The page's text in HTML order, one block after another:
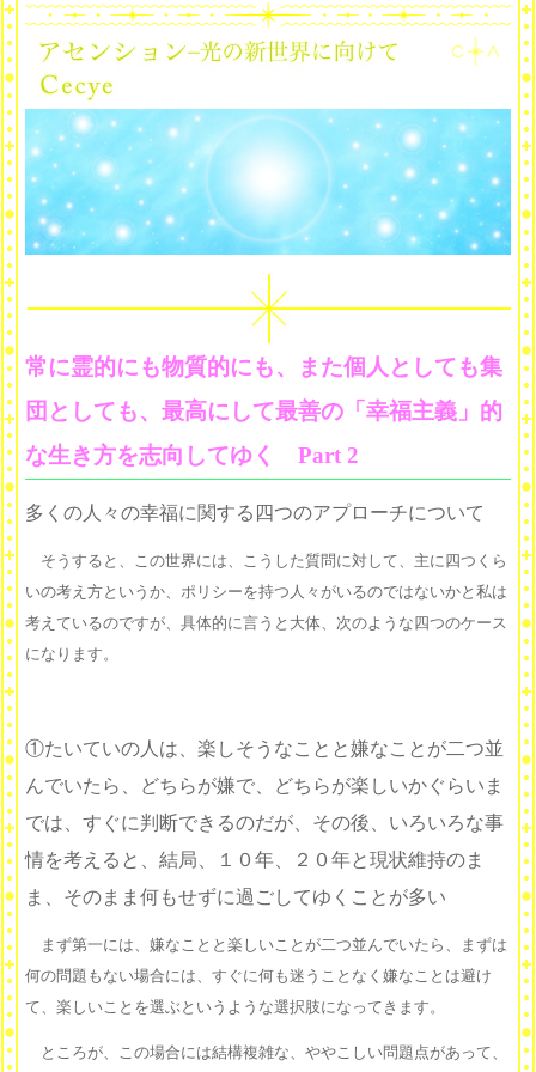
常に霊的にも物質的にも、また個人としても集
団としても、最高にして最善の「幸福主義」的
な生き方を志向してゆく Part 2
多くの人々の幸福に関する四つのアプローチについて
そうすると、この世界には、こうした質問に対して、主に四つくら
いの考え方というか、ポリシーを持つ人々がいるのではないかと私は
考えているのですが、具体的に言うと大体、次のような四つのケース
になります。
①たいていの人は、楽しそうなことと嫌なことが二つ並
んでいたら、どちらが嫌で、どちらが楽しいかぐらいま
では、すぐに判断できるのだが、その後、いろいろな事
情を考えると、結局、１０年、２０年と現状維持のま
ま、そのまま何もせずに過ごしてゆくことが多い
まず第一には、嫌なことと楽しいことが二つ並んでいたら、まずは
何の問題もない場合には、すぐに何も迷うことなく嫌なことは避け
て、楽しいことを選ぶというような選択肢になってきます。
ところが、この場合には結構複雑な、ややこしい問題点があって、